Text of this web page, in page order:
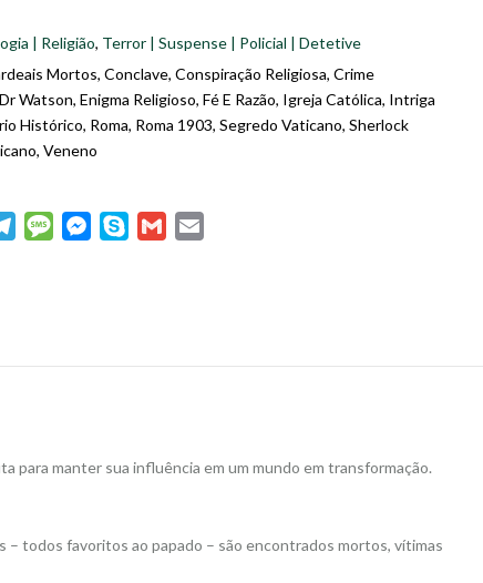
| Religião, Terror | Suspense | Policial | Detetive
Mortos, Conclave, Conspiração Religiosa, Crime
Dr Watson, Enigma Religioso, Fé E Razão, Igreja Católica, Intriga
Histórico, Roma, Roma 1903, Segredo Vaticano, Sherlock
, Veneno
TelegramMessageMessenger
Skype Gmail
para manter sua influência em um mundo em transformação.
– todos favoritos ao papado – são encontrados mortos, vítimas